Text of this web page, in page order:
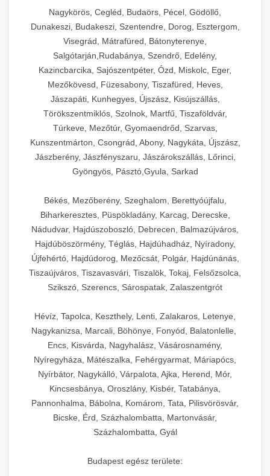
Nagykörös, Cegléd, Budaörs, Pécel, Gödöllő,
Dunakeszi, Budakeszi, Szentendre, Dorog, Esztergom,
Visegrád, Mátrafüred, Bátonyterenye,
Salgótarján,Rudabánya, Szendrő, Edelény,
Kazincbarcika, Sajószentpéter, Ózd, Miskolc, Eger,
Mezőkövesd, Füzesabony, Tiszafüred, Heves,
Jászapáti, Kunhegyes, Újszász, Kisújszállás,
Törökszentmiklós, Szolnok, Martfű, Tiszaföldvár,
Túrkeve, Mezőtúr, Gyomaendrőd, Szarvas,
Kunszentmárton, Csongrád, Abony, Nagykáta, Újszász,
Jászberény, Jászfényszaru, Jászárokszállás, Lőrinci,
Gyöngyös, Pásztó,Gyula, Sarkad
Békés, Mezőberény, Szeghalom, Berettyóújfalu,
Biharkeresztes, Püspökladány, Karcag, Derecske,
Nádudvar, Hajdúszoboszló, Debrecen, Balmazújváros,
Hajdúböszörmény, Téglás, Hajdúhadház, Nyíradony,
Újfehértó, Hajdúdorog, Mezőcsát, Polgár, Hajdúnánás,
Tiszaújváros, Tiszavasvári, Tiszalök, Tokaj, Felsőzsolca,
Szikszó, Szerencs, Sárospatak, Zalaszentgrót
Hévíz, Tapolca, Keszthely, Lenti, Zalakaros, Letenye,
Nagykanizsa, Marcali, Böhönye, Fonyód, Balatonlelle,
Encs, Kisvárda, Nagyhalász, Vásárosnamény,
Nyíregyháza, Mátészalka, Fehérgyarmat, Máriapócs,
Nyírbátor, Nagykálló, Várpalota, Ajka, Herend, Mór,
Kincsesbánya, Oroszlány, Kisbér, Tatabánya,
Pannonhalma, Bábolna, Komárom, Tata, Pilisvörösvár,
Bicske, Érd, Százhalombatta, Martonvásár,
Százhalombatta, Gyál
Budapest egész területe: